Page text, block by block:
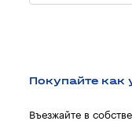
Покупайте как
Въезжайте в